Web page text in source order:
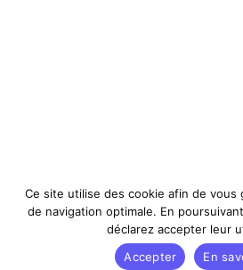
Ce site utilise des cookie afin de vous
de navigation optimale. En
déclarez accepter leur
Accepter
En